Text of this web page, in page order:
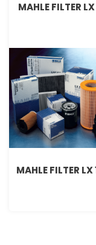
MAHLE FILTER
MAHLE FILTER